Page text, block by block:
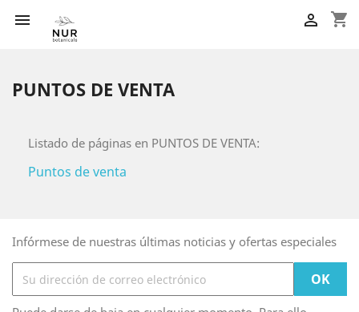
 shopping_cart

PUNTOS DE VENTA
Listado de páginas en PUNTOS DE VENTA:
Puntos de venta
Infórmese de nuestras últimas noticias y ofertas especiales